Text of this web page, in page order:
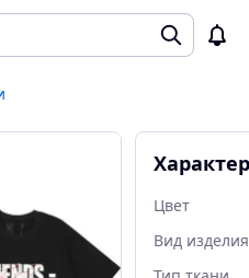
Цвет
Вид изделия